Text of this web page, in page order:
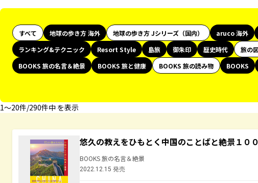
すべて 地球の歩き方 海外 地球の歩き方 Jシリーズ（国内） aruco 海外
ランキング&テクニック
Resort Style 島旅 御朱印 歴史時代 旅の
BOOKS 旅の名言＆絶景
BOOKS 旅と健康 BOOKS 旅の読み物 BOOKS
1〜20件/290件中 を表示
悠久の教えをひもとく中国のことばと絶景１００
BOOKS 旅の名言＆絶景
2022.12.15 発売